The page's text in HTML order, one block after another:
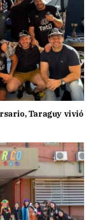
Taraguy vivió